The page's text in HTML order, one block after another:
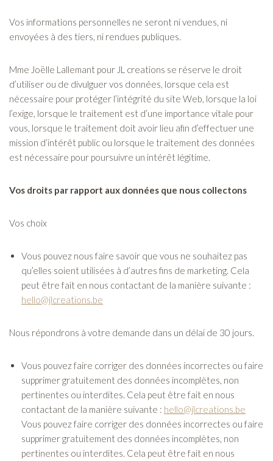
Vos informations personnelles ne seront ni vendues, ni
envoyées à des tiers, ni rendues publiques.
Mme Joëlle Lallemant pour JL creations se réserve le droit
d’utiliser ou de divulguer vos données, lorsque cela est
nécessaire pour protéger l’intégrité du site Web, lorsque la loi
l’exige, lorsque le traitement est d’une importance vitale pour
vous, lorsque le traitement doit avoir lieu afin d’effectuer une
mission d’intérêt public ou lorsque le traitement des données
est nécessaire pour poursuivre un intérêt légitime.
Vos droits par rapport aux données que nous collectons
Vos choix
Vous pouvez nous faire savoir que vous ne souhaitez pas
qu’elles soient utilisées à d’autres fins de marketing. Cela
peut être fait en nous contactant de la manière suivante :
hello@jlcreations.be
Nous répondrons à votre demande dans un délai de 30 jours.
Vous pouvez faire corriger des données incorrectes ou faire
supprimer gratuitement des données incomplètes, non
pertinentes ou interdites. Cela peut être fait en nous
contactant de la manière suivante : hello@jlcreations.be
Vous pouvez faire corriger des données incorrectes ou faire
supprimer gratuitement des données incomplètes, non
pertinentes ou interdites. Cela peut être fait en nous